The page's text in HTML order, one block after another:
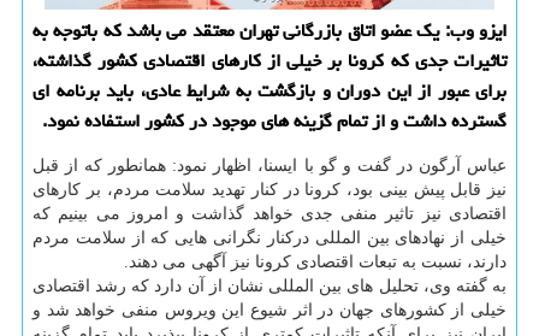
ایزو وب: یك عضو اتاق بازرگانی تهران معتقد می باشد كه باتوجه به
تاثیرات جدی كه كرونا بر خیلی از كارهای اقتصادی كشور گذاشته،
برای عبور از این دوران و بازگشت به شرایط عادی، باید برنامه ای
گسترده داشت و از تمام گزینه های موجود در كشور استفاده نمود.
عباس آرگون در گفت و گو با ایسنا، اظهار نمود: همانطور كه از قبل
نیز قابل پیش بینی بود، كرونا در كنار تهدید سلامت مردم، بر كارهای
اقتصادی نیز تاثیر منفی جدی خواهد گذاشت و امروز می بینیم كه
خیلی از نهادهای بین المللی دركنار نگرانی هایی كه از سلامت مردم
دارند، نسبت به تبعات اقتصادی كرونا نیز آگهی می دهند.
به گفته وی، تحلیل های بین المللی نشان از آن دارد كه رشد اقتصادی
خیلی از كشورهای جهان در اثر شیوع این ویروس منفی خواهد شد و